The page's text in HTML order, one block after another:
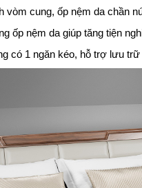
vòm cung, ốp nệm da chần
ốp nệm da giúp tăng tiện
có 1 ngăn kéo, hỗ trợ lưu